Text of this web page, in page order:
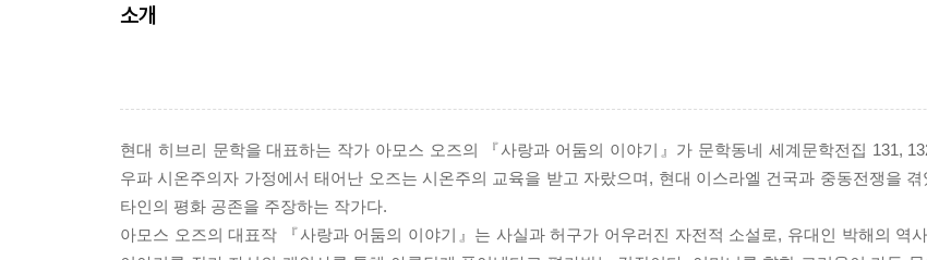
소개
현대 히브리 문학을 대표하는 작가 아모스 오즈의 『사랑과 어둠의 이야기』가 문학동네 세계문학전집 131,
우파 시온주의자 가정에서 태어난 오즈는 시온주의 교육을 받고 자랐으며, 현대 이스라엘 건국과 중동전쟁을
타인의 평화 공존을 주장하는 작가다.
아모스 오즈의 대표작 『사랑과 어둠의 이야기』는 사실과 허구가 어우러진 자전적 소설로, 유대인 박해의 역